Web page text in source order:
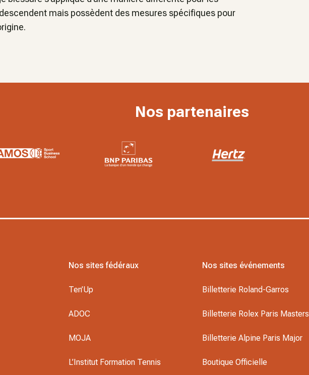
mais possèdent des mesures spécifiques pour
Nos partenaires
Nos sites fédéraux
Ten’Up
ADOC
MOJA
L’Institut Formation Tennis
Nos sites événements
Billetterie Roland-Garros
Billetterie Rolex Paris Masters
Billetterie Alpine Paris Major
Boutique Officielle